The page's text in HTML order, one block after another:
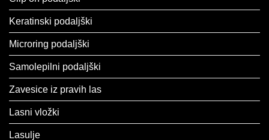
Keratinski podaljški
Microring podaljški
Samolepilni podaljški
Zavesice iz pravih las
Lasni vložki
Lasulje